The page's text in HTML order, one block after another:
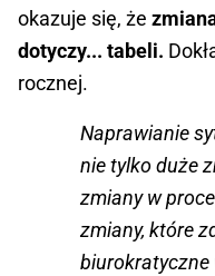
okazuje się, że
dotyczy... tabeli.
rocznej.
Naprawianie
nie tylko duże
zmiany w
zmiany, które
biurokratyczne